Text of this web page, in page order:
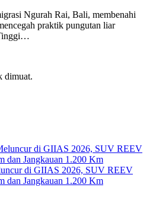
Ngurah Rai, Bali, membenahi
praktik pungutan liar
dimuat.
di GIIAS 2026, SUV REEV
dan Jangkauan 1.200 Km